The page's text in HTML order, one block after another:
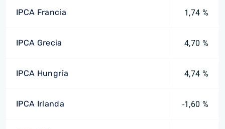
IPCA Francia 1,74 %
IPCA Grecia 4,70 %
IPCA Hungría 4,74 %
IPCA Irlanda -1,60 %